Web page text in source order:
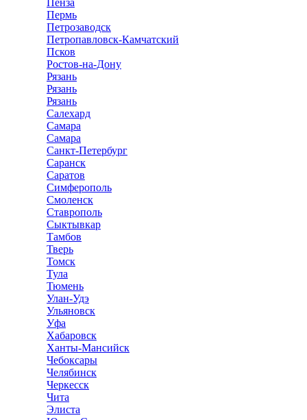
Пенза
Пермь
Петрозаводск
Петропавловск-Камчатский
Псков
Ростов-на-Дону
Рязань
Рязань
Рязань
Салехард
Самара
Самара
Санкт-Петербург
Саранск
Саратов
Симферополь
Смоленск
Ставрополь
Сыктывкар
Тамбов
Тверь
Томск
Тула
Тюмень
Улан-Удэ
Ульяновск
Уфа
Хабаровск
Ханты-Мансийск
Чебоксары
Челябинск
Черкесск
Чита
Элиста